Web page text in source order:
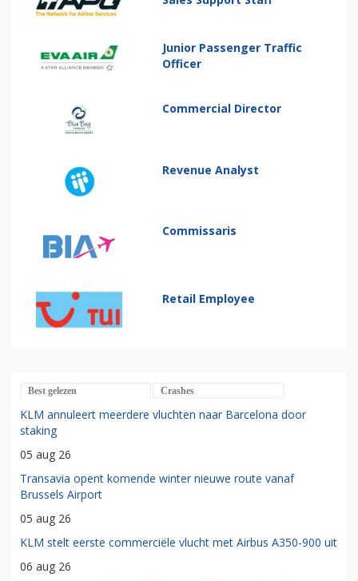
Junior Passenger Traffic
Officer
Commercial Director
Revenue Analyst
Commissaris
Retail Employee
Best gelezen Crashes
KLM annuleert meerdere vluchten naar Barcelona door
staking
05 aug 26
Transavia opent komende winter nieuwe route vanaf
Brussels Airport
05 aug 26
KLM stelt eerste commerciële vlucht met Airbus A350-900 uit
06 aug 26